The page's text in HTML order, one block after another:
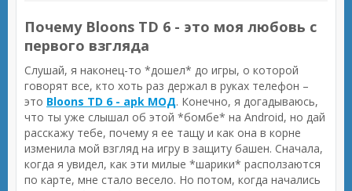
Почему Bloons TD 6 - это моя любовь с
первого взгляда
Слушай, я наконец-то *дошел* до игры, о которой
говорят все, кто хоть раз держал в руках телефон –
это Bloons TD 6 - apk МОД. Конечно, я догадываюсь,
что ты уже слышал об этой *бомбе* на Android, но дай
расскажу тебе, почему я ее тащу и как она в корне
изменила мой взгляд на игру в защиту башен. Сначала,
когда я увидел, как эти милые *шарики* расползаются
по карте, мне стало весело. Но потом, когда начались